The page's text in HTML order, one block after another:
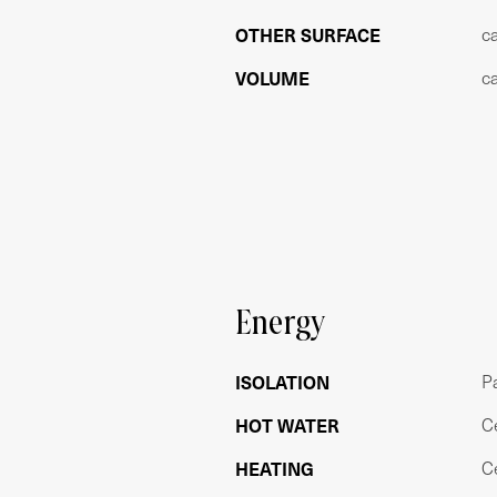
de hoek en voor cultuur is er Het
gevarieerd cultureel aanbod. Vanuit
uitstekend ten opzichte van het
197, 272 en 758). In 10 minuten bent
Vanaf de ring A10 afslag S106, is de
Gebruiksoppervlakte wonen: 165,00m²
Overig inpandige ruimte: 41,20m²
VERENIGING VAN EIGENAREN
De woning maakt onderdeel uit van
OTHER SURFACE
VOLUME
Energy
ISOLATION
HOT WATER
HEATING